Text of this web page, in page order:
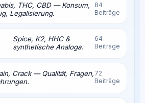
THC, CBD — Konsum,
Legalisierung.
84
Beiträge
Spice, K2, HHC &
synthetische Analoga.
64
Beiträge
Crack — Qualität, Fragen, 72
Beiträge